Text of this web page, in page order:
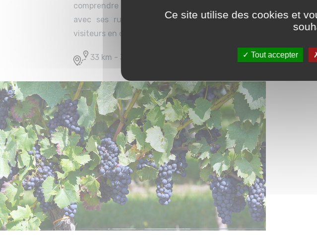
comprendre son importance, tandis que la ville de Cluny elle-
avec ses ruelles médiévales et son ambiance paisible,
visiteurs en quête d’authenticité
33 km - 34 minutes
Ce site utilise des cookies et
Tout accepter